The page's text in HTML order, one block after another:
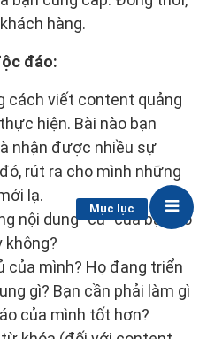
Mục lục
hàng.
đáo:
cách viết content quảng
hiện. Bài nào bạn
nhận được nhiều sự
rút ra cho mình những
lạ.
nội dung “cũ” của bạn có
không?
mình? Họ đang triển
gì? Bạn cần phải làm gì
của mình tốt hơn?